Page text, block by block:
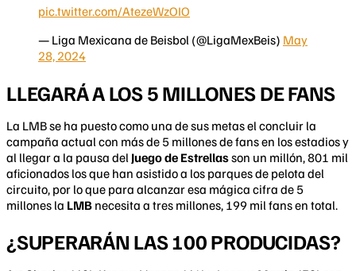
pic.twitter.com/AtezeWzOIO
— Liga Mexicana de Beisbol (@LigaMexBeis) May
28, 2024
LLEGARÁ A LOS 5 MILLONES DE FANS
La LMB se ha puesto como una de sus metas el concluir la
campaña actual con más de 5 millones de fans en los estadios y
al llegar a la pausa del Juego de Estrellasson un millón, 801 mil
aficionados los que han asistido a los parques de pelota del
circuito, por lo que para alcanzar esa mágica cifra de 5
millones la LMB necesita a tres millones, 199 mil fans en total.
¿SUPERARÁN LAS 100 PRODUCIDAS?